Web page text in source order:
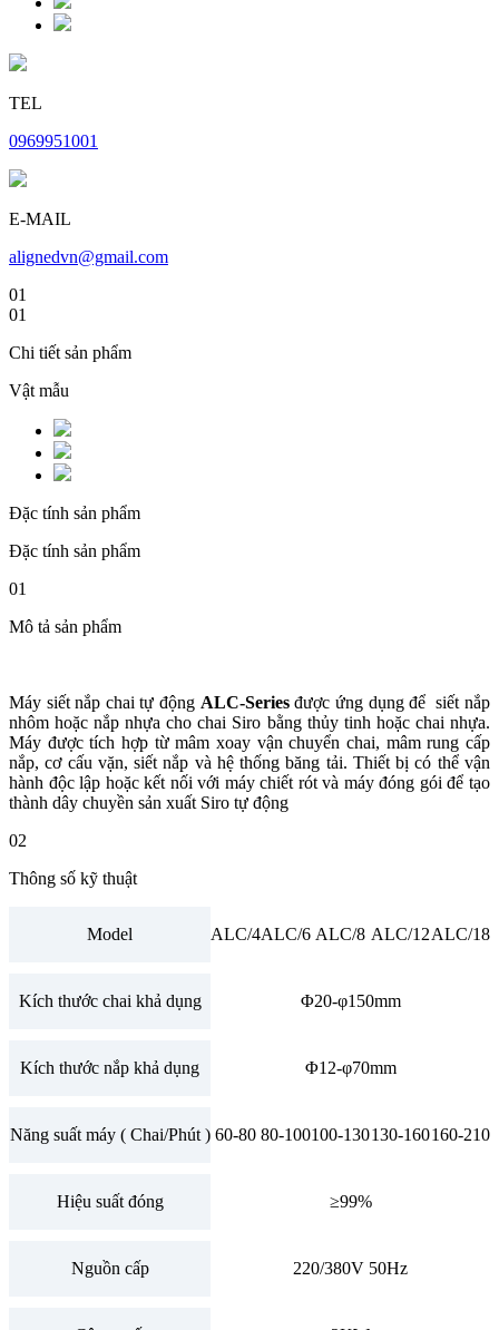
TEL
0969951001
E-MAIL
alignedvn@gmail.com
01
01
Chi tiết sản phẩm
Vật mẫu
Đặc tính sản phẩm
Đặc tính sản phẩm
01
Mô tả sản phẩm
Máy siết nắp chai tự động ALC-Seriesđược ứng dụng để siết nắp
nhôm hoặc nắp nhựa cho chai Siro bằng thủy tinh hoặc chai nhựa.
Máy được tích hợp từ mâm xoay vận chuyển chai, mâm rung cấp
nắp, cơ cấu vặn, siết nắp và hệ thống băng tải. Thiết bị có thể vận
hành độc lập hoặc kết nối với máy chiết rót và máy đóng gói để tạo
thành dây chuyền sản xuất Siro tự động
02
Thông số kỹ thuật
Model ALC/4ALC/6 ALC/8 ALC/12ALC/18
Kích thước chai khả dụng Φ20-φ150mm
Kích thước nắp khả dụng Φ12-φ70mm
Năng suất máy ( Chai/Phút ) 60-80 80-100100-130130-160160-210
Hiệu suất đóng ≥99%
Nguồn cấp 220/380V 50Hz